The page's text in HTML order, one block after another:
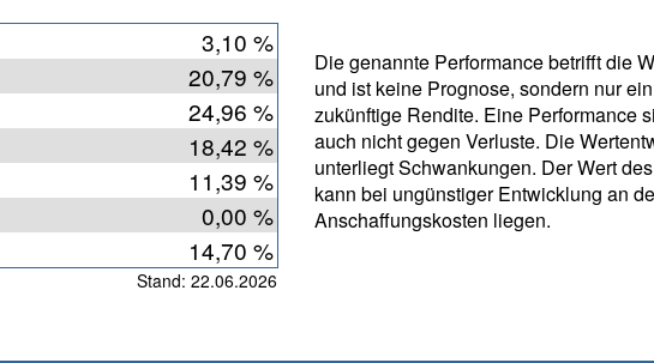
3,10 %
20,79 %
24,96 %
18,42 %
11,39 %
0,00 %
14,70 %
Stand: 22.06.2026
Die genannte Performance betrifft die
und ist keine Prognose, sondern nur
zukünftige Rendite. Eine Performance
auch nicht gegen Verluste. Die
unterliegt Schwankungen. Der Wert
kann bei ungünstiger Entwicklung an
Anschaffungskosten liegen.